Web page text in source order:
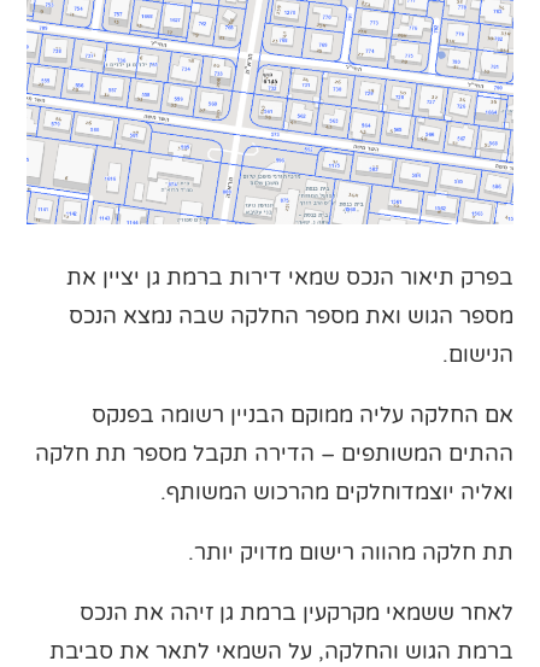
בפרק תיאור הנכס שמאי דירות ברמת גן יציין את
מספר הגוש ואת מספר החלקה שבה נמצא הנכס
הנישום.
אם החלקה עליה ממוקם הבניין רשומה בפנקס
ההתים המשותפים – הדירה תקבל מספר תת חלקה
ואליה יוצמדוחלקים מהרכוש המשותף.
תת חלקה מהווה רישום מדויק יותר.
לאחר ששמאי מקרקעין ברמת גן זיהה את הנכס
ברמת הגוש והחלקה, על השמאי לתאר את סביבת